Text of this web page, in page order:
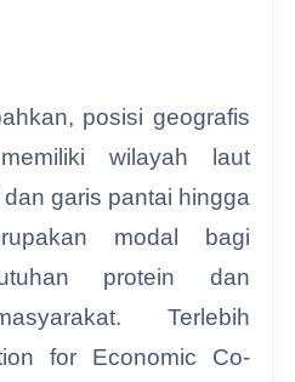
posisi geografis
wilayah laut
garis pantai hingga
modal bagi
protein dan
Terlebih
for Economic Co-